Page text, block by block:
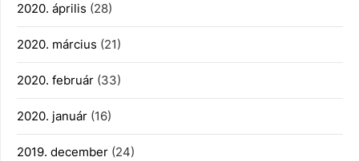
2020. április (28)
2020. március (21)
2020. február (33)
2020. január (16)
2019. december (24)